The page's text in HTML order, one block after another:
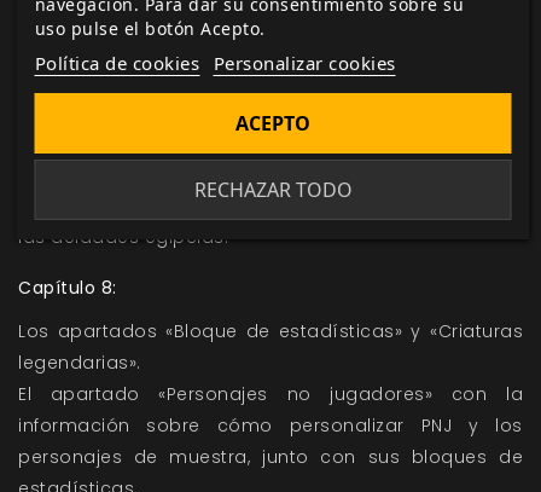
Capítulo 7:
La información sobre los planos de existencia: el
Plano Material, el viaje planar, los Planos Exteriores y
las deidades egipcias.
Capítulo 8:
Los apartados «Bloque de estadísticas» y «Criaturas
legendarias».
El apartado «Personajes no jugadores» con la
información sobre cómo personalizar PNJ y los
personajes de muestra, junto con sus bloques de
uso pulse el botón Acepto.
Política de cookies Personalizar cookies
RECHAZAR TODO
ACEPTO